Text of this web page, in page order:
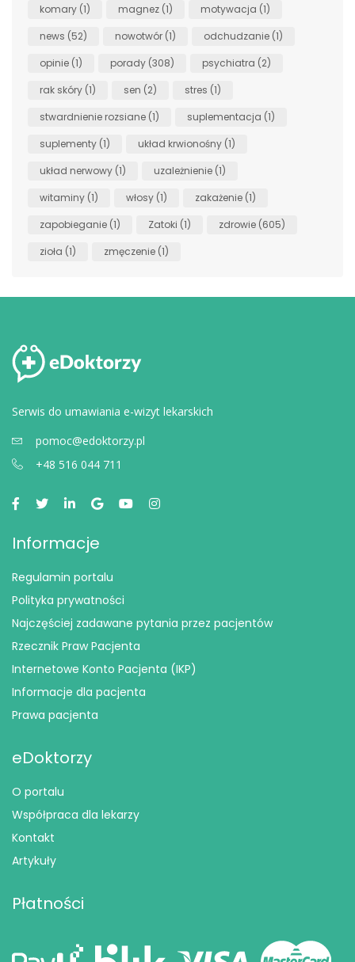
komary (1) magnez (1) motywacja (1)
news (52) nowotwór (1) odchudzanie (1)
opinie (1) porady (308) psychiatra (2)
rak skóry (1) sen (2) stres (1)
stwardnienie rozsiane (1) suplementacja (1)
suplementy (1) układ krwionośny (1)
układ nerwowy (1) uzależnienie (1)
witaminy (1) włosy (1) zakażenie (1)
zapobieganie (1) Zatoki (1) zdrowie (605)
zioła (1) zmęczenie (1)
Serwis do umawiania e-wizyt lekarskich
pomoc@edoktorzy.pl
+48 516 044 711
Informacje
Regulamin portalu
Polityka prywatności
Najczęściej zadawane pytania przez pacjentów
Rzecznik Praw Pacjenta
Internetowe Konto Pacjenta (IKP)
Informacje dla pacjenta
Prawa pacjenta
eDoktorzy
O portalu
Współpraca dla lekarzy
Kontakt
Artykuły
Płatności